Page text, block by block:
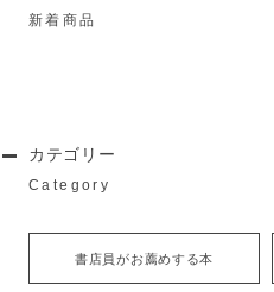
新着商品
カテゴリー
Category
書店員がお薦めする本